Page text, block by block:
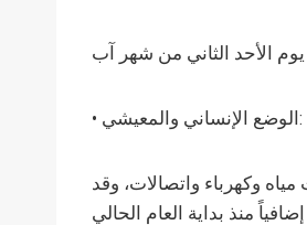
• الوضع الإنساني والمعيشي:
وكهرباء واتصالات، وقد
منذ بداية العام الحالي